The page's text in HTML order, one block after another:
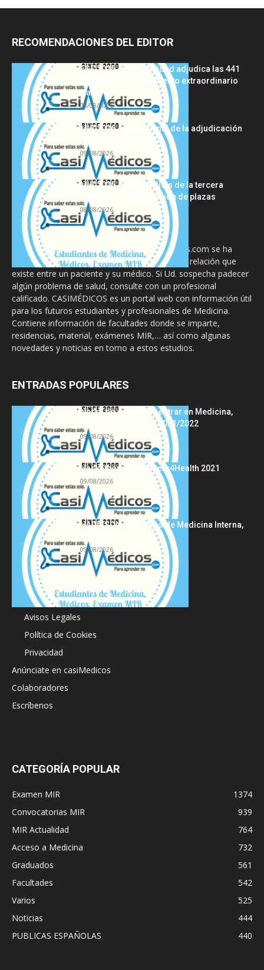
RECOMENDACIONES DEL EDITOR
FSE 2025-2026: Sanidad adjudica las 441
plazas del procedimiento extraordinario
tras...
08/08/2026
MIR 2026: análisis final de la adjudicación
de plazas y claves...
09/08/2026
MIR 2025-2026: análisis de la tercera
semana de adjudicación de plazas
08/08/2026
La información proporcionada en CasiMedicos.com se ha
diseñado para complementar, no substituir, la relación que
existe entre un paciente y su médico. Si Ud. sospecha padecer
algún problema de salud, consulte con un profesional
calificado. CASIMÉDICOS es un portal web con información útil
para los futuros estudiantes y profesionales de Medicina.
Contiene información de facultades donde se imparte,
residencias, material, exámenes MIR,… así como algunas
novedades y noticias en torno a estos estudios.
ENTRADAS POPULARES
Notas de corte para entrar en Medicina,
curso 2022/2023 vs 2021/2022
09/08/2026
Hackathon Innomakers4Health 2021
09/08/2026
HARRISON Principios de Medicina Interna,
09/08/2026
Acerca de
Avisos Legales
Política de Cookies
Privacidad
Anúnciate en casiMedicos
Colaboradores
Escríbenos
CATEGORÍA POPULAR
Examen MIR
1374
Convocatorias MIR
939
MIR Actualidad
764
Acceso a Medicina
732
Graduados
561
Facultades
542
Varios
525
Noticias
444
PUBLICAS ESPAÑOLAS
440